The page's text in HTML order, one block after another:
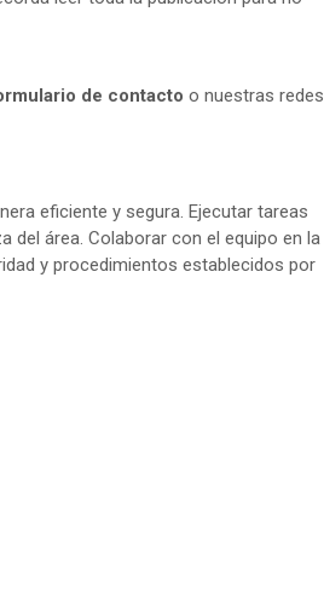
de contacto o nuestras redes
eficiente y segura. Ejecutar tareas
del área. Colaborar con el equipo en la
y procedimientos establecidos por